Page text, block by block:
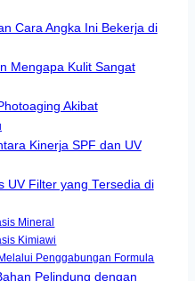
Cara Angka Ini Bekerja di
Mengapa Kulit Sangat
Akibat
Kinerja SPF dan UV
UV Filter yang Tersedia di
Mineral
Kimiawi
Penggabungan Formula
Pelindung dengan